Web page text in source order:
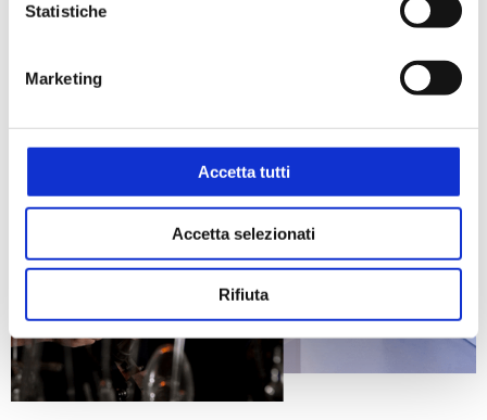
Statistiche
Marketing
Accetta tutti
Accetta selezionati
Rifiuta